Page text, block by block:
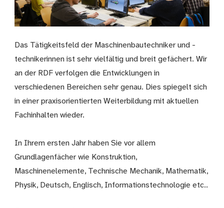
Das Tätigkeitsfeld der Maschinenbautechniker und -
technikerinnen ist sehr vielfältig und breit gefächert. Wir
an der RDF verfolgen die Entwicklungen in
verschiedenen Bereichen sehr genau. Dies spiegelt sich
in einer praxisorientierten Weiterbildung mit aktuellen
Fachinhalten wieder.
In Ihrem ersten Jahr haben Sie vor allem
Grundlagenfächer wie Konstruktion,
Maschinenelemente, Technische Mechanik, Mathematik,
Physik, Deutsch, Englisch, Informationstechnologie etc..